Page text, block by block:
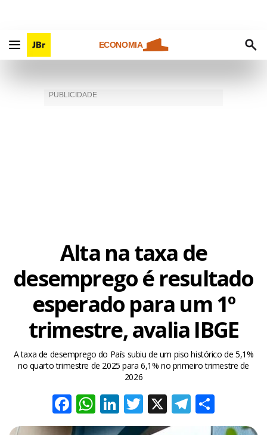
ECONOMIA
Alta na taxa de
desemprego é resultado
esperado para um 1º
trimestre, avalia IBGE
A taxa de desemprego do País subiu de um piso histórico de 5,1%
no quarto trimestre de 2025 para 6,1% no primeiro trimestre de
2026
Facebook
WhatsApp
LinkedIn
Twitter
X